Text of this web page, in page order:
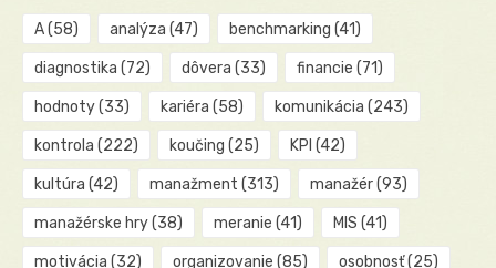
A(58) analýza (47) benchmarking (41)
diagnostika (72) dôvera (33) financie (71)
hodnoty(33) kariéra (58) komunikácia (243)
kontrola (222) koučing (25) KPI (42)
kultúra (42) manažment (313) manažér(93)
manažérske hry(38) meranie (41) MIS (41)
motivácia (32) organizovanie (85) osobnosť(25)